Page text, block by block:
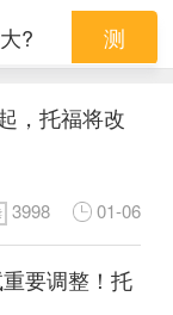
，托福将改
3998 01-06
要调整！托
? 测